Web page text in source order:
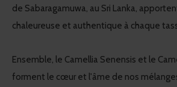
de Sabaragamuwa, au Sri Lanka,
chaleureuse et authentique à chaque
Ensemble, le Camellia Senensis et le
forment le cœur et l'âme de nos